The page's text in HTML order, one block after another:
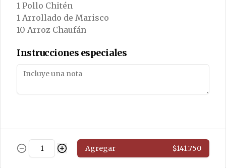
Salteado de pollo sin cebollín
$11.800
Pollo Chung San
Salteado de pollo con algas y
champiñones
1 Pollo Chitén
1 Arrollado de Marisco
10 Arroz Chaufán
Instrucciones especiales
Agregar $141.750